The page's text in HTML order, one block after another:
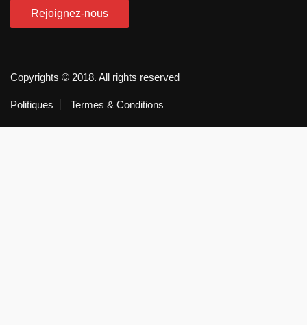
Copyrights © 2018. All rights reserved
Politiques Termes & Conditions